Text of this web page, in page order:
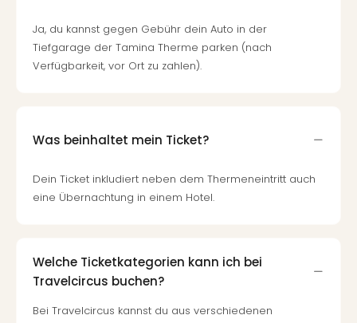
Ja, du kannst gegen Gebühr dein Auto in der
Tiefgarage der Tamina Therme parken (nach
Verfügbarkeit, vor Ort zu zahlen).
Was beinhaltet mein Ticket?
Dein Ticket inkludiert neben dem Thermeneintritt auch
eine Übernachtung in einem Hotel.
Welche Ticketkategorien kann ich bei
Travelcircus buchen?
Bei Travelcircus kannst du aus verschiedenen